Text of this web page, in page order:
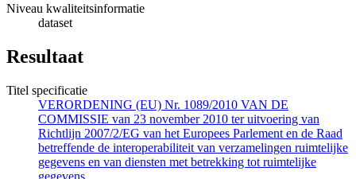
Niveau kwaliteitsinformatie
dataset
Resultaat
Titel specificatie
VERORDENING (EU) Nr. 1089/2010 VAN DE
COMMISSIE van 23 november 2010 ter uitvoering van
Richtlijn 2007/2/EG van het Europees Parlement en de Raad
betreffende de interoperabiliteit van verzamelingen ruimtelijke
gegevens en van diensten met betrekking tot ruimtelijke
gegevens